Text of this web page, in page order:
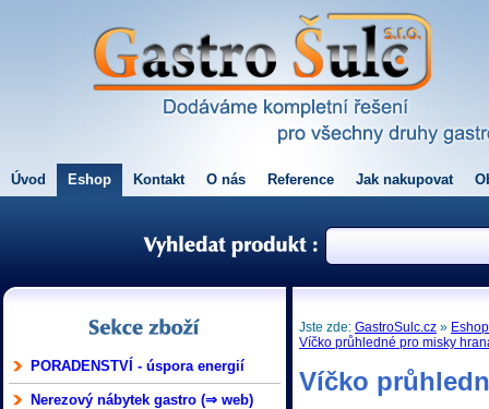
Úvod Eshop Kontakt O nás Reference Jak nakupovat
PORADENSTVÍ - úspora energií
Nerezový nábytek gastro (⇒ web)
Jste zde:GastroSulc.cz » Eshop
Víčko průhledné pro misky
Víčko